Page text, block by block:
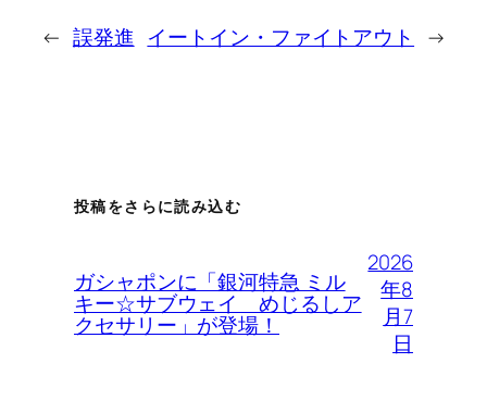
← 誤発進 イートイン・ファイトアウト →
投稿をさらに読み込む
ガシャポンに「銀河特急 ミル
キー☆サブウェイ めじるしア
クセサリー」が登場！
2026
年8
月7
日